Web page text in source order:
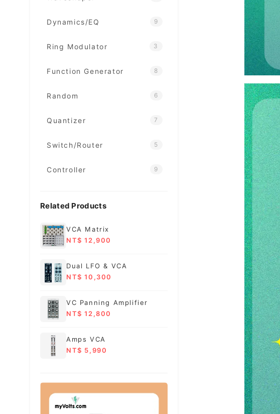
Dynamics/EQ 9
Ring Modulator 3
Function Generator 8
Random 6
Quantizer 7
Switch/Router 5
Controller 9
Related Products
VCA Matrix
NT$ 12,900
Dual LFO & VCA
NT$ 10,300
VC Panning Amplifier
NT$ 12,800
Amps VCA
NT$ 5,990